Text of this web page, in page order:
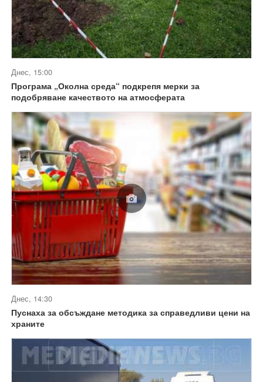
Днес, 15:00
Програма „Околна среда“ подкрепя мерки за
подобряване качеството на атмосферата
Днес, 14:30
Пуснаха за обсъждане методика за справедливи цени на
храните